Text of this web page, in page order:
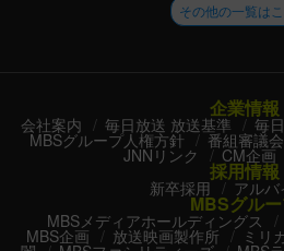
その他の一覧は
企業情報
会社案内 毎日放送 放送基準 毎
MBSグループ人権方針 番組審議会
JNNリンク CM企画
採用情報
新卒採用 アル
MBSグル
MBSメディアホールディングス
MBS企画 放送映画製作所 ミリ